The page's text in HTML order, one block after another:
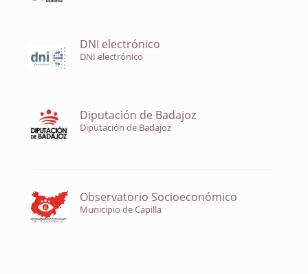
DNI electrónico
DNI electrónico
Diputación de Badajoz
Diputación de Badajoz
Observatorio Socioeconómico
Municipio de Capilla